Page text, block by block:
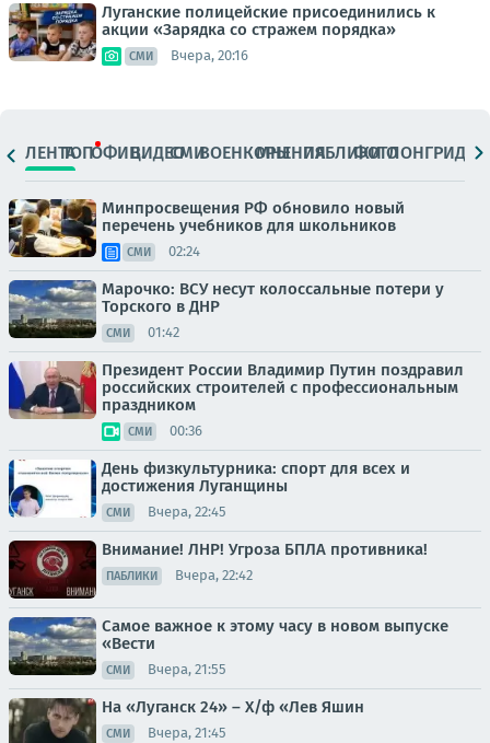
Луганские полицейские присоединились к
акции «Зарядка со стражем порядка»
СМИ Вчера, 20:16
ЛЕНТАТОПОФИЦ.ВИДЕОСМИВОЕНКОРЫМНЕНИЯПАБЛИКИ
ФОТОЛОНГРИДЫ
Минпросвещения РФ обновило новый
перечень учебников для школьников
СМИ 02:24
Марочко: ВСУ несут колоссальные потери у
Торского в ДНР
СМИ 01:42
Президент России Владимир Путин поздравил
российских строителей с профессиональным
праздником
СМИ 00:36
День физкультурника: спорт для всех и
достижения Луганщины
СМИ Вчера, 22:45
Внимание! ЛНР! Угроза БПЛА противника!
ПАБЛИКИ Вчера, 22:42
Самое важное к этому часу в новом выпуске
«Вести
СМИ Вчера, 21:55
На «Луганск 24» – Х/ф «Лев Яшин
СМИ Вчера, 21:45